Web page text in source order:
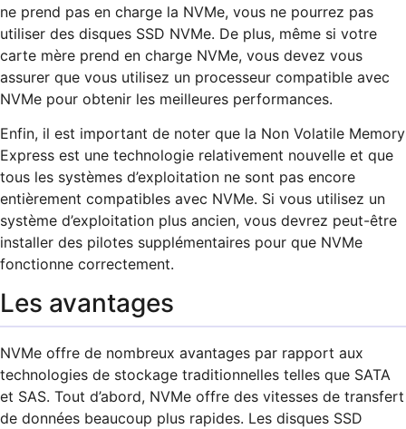
ne prend pas en charge la NVMe, vous ne pourrez pas
utiliser des disques SSD NVMe. De plus, même si votre
carte mère prend en charge NVMe, vous devez vous
assurer que vous utilisez un processeur compatible avec
NVMe pour obtenir les meilleures performances.
Enfin, il est important de noter que la Non Volatile Memory
Express est une technologie relativement nouvelle et que
tous les systèmes d’exploitation ne sont pas encore
entièrement compatibles avec NVMe. Si vous utilisez un
système d’exploitation plus ancien, vous devrez peut-être
installer des pilotes supplémentaires pour que NVMe
fonctionne correctement.
Les avantages
NVMe offre de nombreux avantages par rapport aux
technologies de stockage traditionnelles telles que SATA
et SAS. Tout d’abord, NVMe offre des vitesses de transfert
de données beaucoup plus rapides. Les disques SSD